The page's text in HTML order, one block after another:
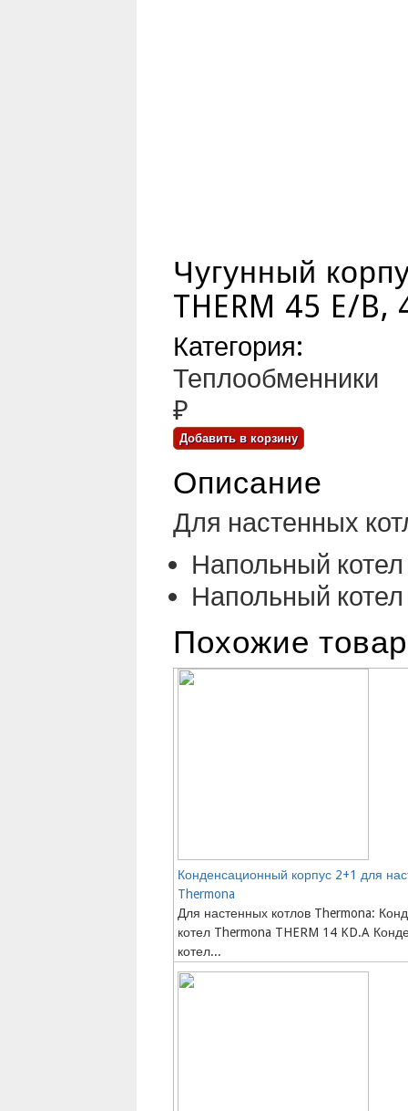
Чугунный
THERM 45 E/B,
Категория:
Теплообменники
₽
Описание
Для настенных
Напольный
Напольный
Похожие
Конденсационный корпус 2+1 для
Thermona
Для настенных котлов Thermona:
котел Thermona THERM 14 KD.A
котел...